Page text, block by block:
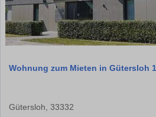
Wohnung zum Mieten in Gütersloh
Gütersloh, 33332